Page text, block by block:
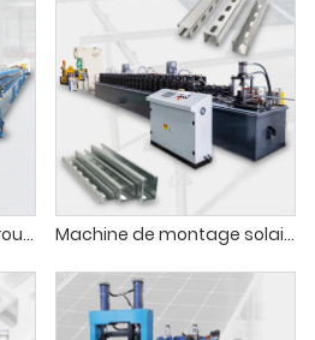
Machine de profilage à rouleaux pour supports de panneaux photovoltaïques Machine de montage solaire à canal de support